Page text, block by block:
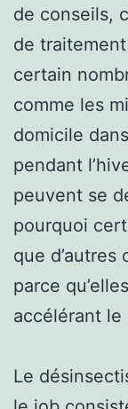
de conseils,
de
certain
comme les
domicile
pendant
peuvent se
pourquoi
que d’autres
parce
accélérant le
Le